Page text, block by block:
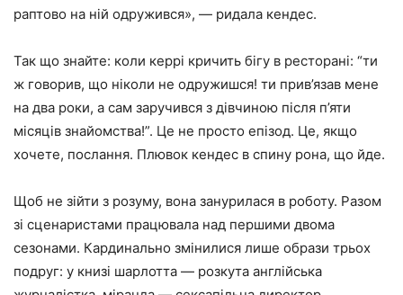
раптово на ній одружився», — ридала кендес.
Так що знайте: коли керрі кричить бігу в ресторані: “ти
ж говорив, що ніколи не одружишся! ти прив’язав мене
на два роки, а сам заручився з дівчиною після п’яти
місяців знайомства!”. Це не просто епізод. Це, якщо
хочете, послання. Плювок кендес в спину рона, що йде.
Щоб не зійти з розуму, вона занурилася в роботу. Разом
зі сценаристами працювала над першими двома
сезонами. Кардинально змінилися лише образи трьох
подруг: у книзі шарлотта — розкута англійська